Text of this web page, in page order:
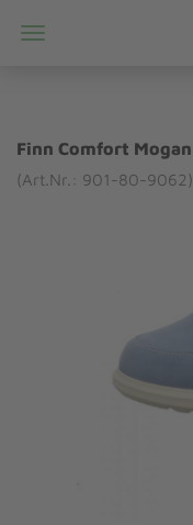
Finn Comfort Mogan
(Art.Nr.: 901-80-9062)